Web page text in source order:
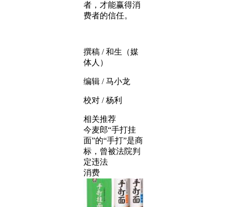
者，才能赢得消
费者的信任。
撰稿 / 和生（媒
体人）
编辑 / 马小龙
校对 / 杨利
相关推荐
今麦郎“手打挂
面”的“手打”是商
标，曾被法院判
定违法
消费